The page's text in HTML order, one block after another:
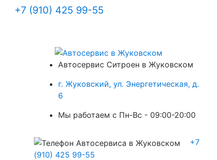
+7 (910) 425 99-55
Автосервис Ситроен в Жуковском
г. Жуковский, ул. Энергетическая, д.
6
Мы работаем с Пн-Вc - 09:00-20:00
+7
(910) 425 99-55